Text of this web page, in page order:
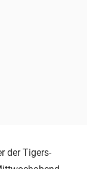
der Tigers-